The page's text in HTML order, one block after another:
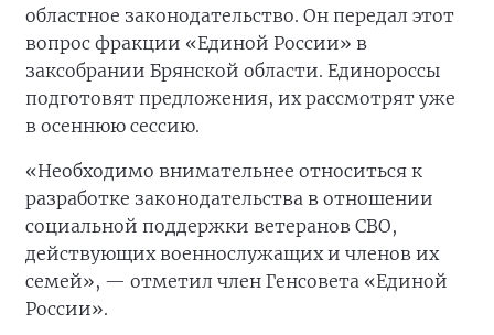
областное законодательство. Он передал этот
вопрос фракции «Единой России» в
заксобрании Брянской области. Единороссы
подготовят предложения, их рассмотрят уже
в осеннюю сессию.
«Необходимо внимательнее относиться к
разработке законодательства в отношении
социальной поддержки ветеранов СВО,
действующих военнослужащих и членов их
семей», — отметил член Генсовета «Единой
России».